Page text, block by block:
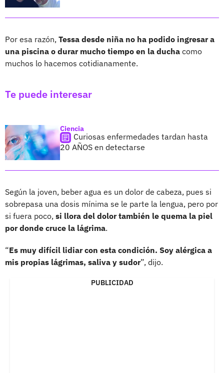
Por esa razón, Tessa desde niña no ha podido ingresar a
una piscina o durar mucho tiempo en la ducha como
muchos lo hacemos cotidianamente.
Te puede interesar
Ciencia
Curiosas enfermedades tardan hasta
20 AÑOS en detectarse
Según la joven, beber agua es un dolor de cabeza, pues si
sobrepasa una dosis mínima se le parte la lengua, pero por
si fuera poco, si llora del dolor también le quema la piel
por donde cruce la lágrima.
“Es muy difícil lidiar con esta condición. Soy alérgica a
mis propias lágrimas, saliva y sudor”, dijo.
PUBLICIDAD